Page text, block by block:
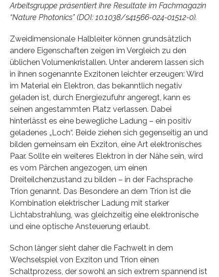
Arbeitsgruppe präsentiert ihre Resultate im Fachmagazin
“Nature Photonics” (DOI: 10.1038/s41566-024-01512-0).
Zweidimensionale Halbleiter können grundsätzlich
andere Eigenschaften zeigen im Vergleich zu den
üblichen Volumenkristallen. Unter anderem lassen sich
in ihnen sogenannte Exzitonen leichter erzeugen: Wird
im Material ein Elektron, das bekanntlich negativ
geladen ist, durch Energiezufuhr angeregt, kann es
seinen angestammten Platz verlassen. Dabei
hinterlässt es eine bewegliche Ladung – ein positiv
geladenes „Loch“. Beide ziehen sich gegenseitig an und
bilden gemeinsam ein Exziton, eine Art elektronisches
Paar. Sollte ein weiteres Elektron in der Nähe sein, wird
es vom Pärchen angezogen, um einen
Dreiteilchenzustand zu bilden – in der Fachsprache
Trion genannt. Das Besondere an dem Trion ist die
Kombination elektrischer Ladung mit starker
Lichtabstrahlung, was gleichzeitig eine elektronische
und eine optische Ansteuerung erlaubt.
Schon länger sieht daher die Fachwelt in dem
Wechselspiel von Exziton und Trion einen
Schaltprozess, der sowohl an sich extrem spannend ist